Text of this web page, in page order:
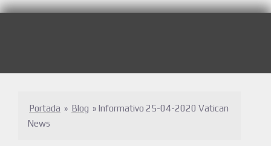
Portada » Blog » Informativo 25-04-2020 Vatican
News